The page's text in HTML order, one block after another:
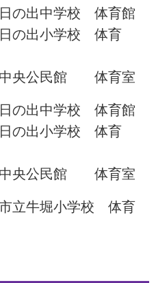
の出中学校 体育館
小学校 体育
民館 体育室
の出中学校 体育館
小学校 体育
民館 体育室
立牛堀小学校 体育